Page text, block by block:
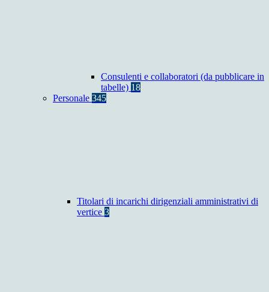
Consulenti e collaboratori (da pubblicare in
tabelle) 18
Personale 345
Titolari di incarichi dirigenziali amministrativi di
vertice 3